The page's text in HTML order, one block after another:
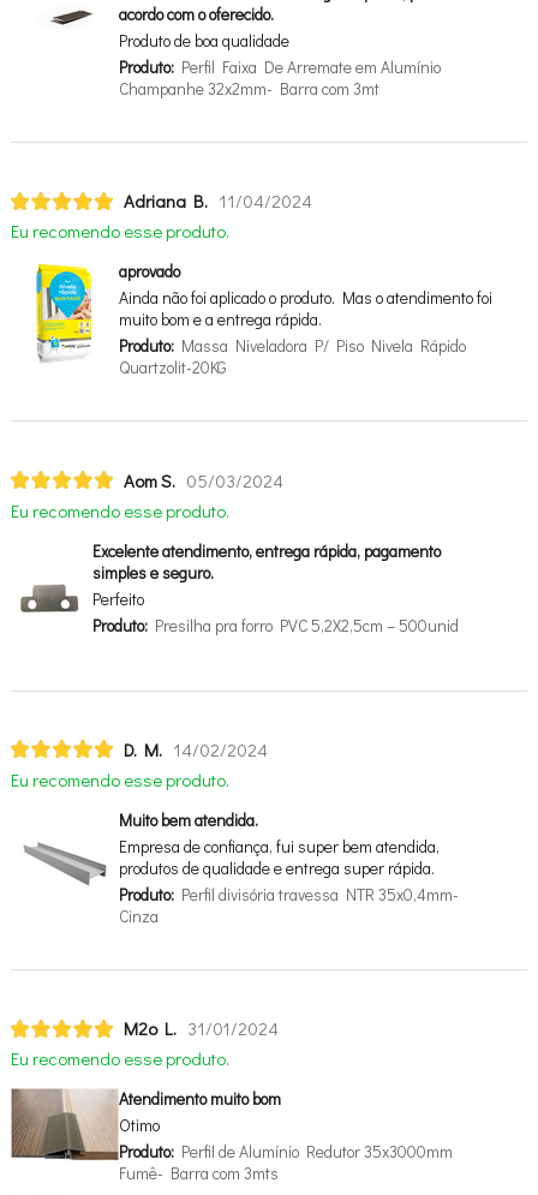
acordo com o oferecido.
Produto de boa qualidade
Produto:Perfil Faixa De Arremate em Alumínio
Champanhe 32x2mm- Barra com 3mt
Adriana B. 11/04/2024
Eu recomendo esse produto.
aprovado
Ainda não foi aplicado o produto. Mas o atendimento foi
muito bom e a entrega rápida.
Produto:Massa Niveladora P/ Piso Nivela Rápido
Quartzolit-20KG
Aom S. 05/03/2024
Eu recomendo esse produto.
Excelente atendimento, entrega rápida, pagamento
simples e seguro.
Perfeito
Produto:Presilha pra forro PVC 5,2X2,5cm – 500unid
D. M. 14/02/2024
Eu recomendo esse produto.
Muito bem atendida.
Empresa de confiança, fui super bem atendida,
produtos de qualidade e entrega super rápida.
Produto:Perfil divisória travessa NTR 35x0,4mm-
Cinza
M2o L. 31/01/2024
Eu recomendo esse produto.
Atendimento muito bom
Otimo
Produto:Perfil de Alumínio Redutor 35x3000mm
Fumê- Barra com 3mts